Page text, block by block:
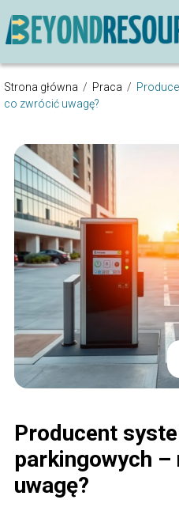
Strona główna / Praca /
co zwrócić uwagę?
Producent
parkingowych –
uwagę?